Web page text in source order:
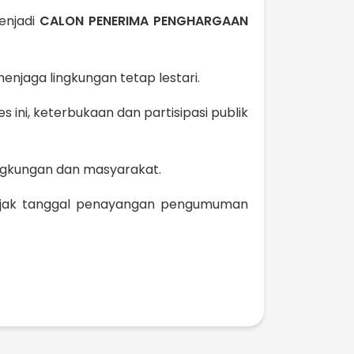
CALON PENERIMA PENGHARGAAN
lingkungan tetap lestari.
ini, keterbukaan dan partisipasi publik
dan masyarakat.
tanggal penayangan pengumuman